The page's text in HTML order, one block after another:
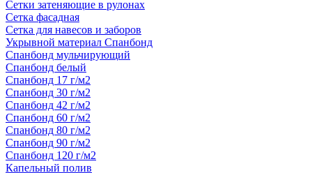
Сетки затеняющие в рулонах
Сетка фасадная
Сетка для навесов и заборов
Укрывной материал Спанбонд
Спанбонд мульчирующий
Спанбонд белый
Спанбонд 17 г/м2
Спанбонд 30 г/м2
Спанбонд 42 г/м2
Спанбонд 60 г/м2
Спанбонд 80 г/м2
Спанбонд 90 г/м2
Спанбонд 120 г/м2
Капельный полив